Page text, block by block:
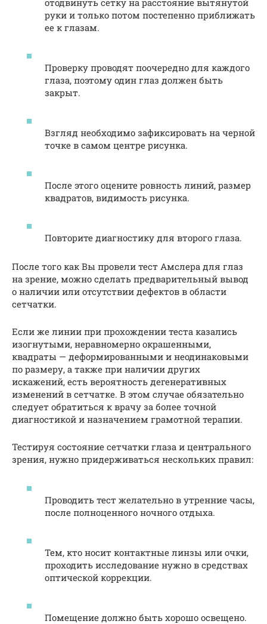
отодвинуть сетку на расстояние вытянутой
руки и только потом постепенно приближать
ее к глазам.
Проверку проводят поочередно для каждого
глаза, поэтому один глаз должен быть
закрыт.
Взгляд необходимо зафиксировать на черной
точке в самом центре рисунка.
После этого оцените ровность линий, размер
квадратов, видимость рисунка.
Повторите диагностику для второго глаза.
После того как Вы провели тест Амслера для глаз
на зрение, можно сделать предварительный вывод
о наличии или отсутствии дефектов в области
сетчатки.
Если же линии при прохождении теста казались
изогнутыми, неравномерно окрашенными,
квадраты — деформированными и неодинаковыми
по размеру, а также при наличии других
искажений, есть вероятность дегенеративных
изменений в сетчатке. В этом случае обязательно
следует обратиться к врачу за более точной
диагностикой и назначением грамотной терапии.
Тестируя состояние сетчатки глаза и центрального
зрения, нужно придерживаться нескольких правил:
Проводить тест желательно в утренние часы,
после полноценного ночного отдыха.
Тем, кто носит контактные линзы или очки,
проходить исследование нужно в средствах
оптической коррекции.
Помещение должно быть хорошо освещено.